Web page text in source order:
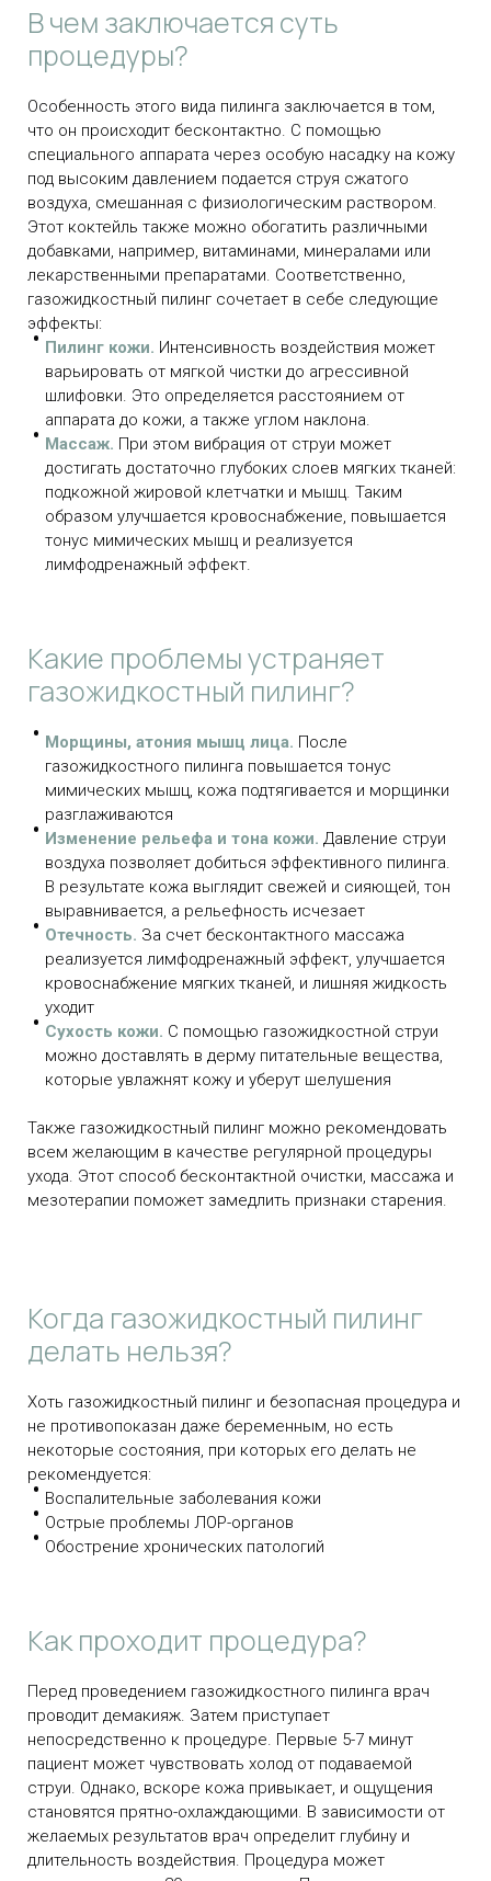
В чем заключается суть
процедуры?
Особенность этого вида пилинга заключается в том,
что он происходит бесконтактно. С помощью
специального аппарата через особую насадку на кожу
под высоким давлением подается струя сжатого
воздуха, смешанная с физиологическим раствором.
Этот коктейль также можно обогатить различными
добавками, например, витаминами, минералами или
лекарственными препаратами. Соответственно,
газожидкостный пилинг сочетает в себе следующие
эффекты:
Пилинг кожи. Интенсивность воздействия может
варьировать от мягкой чистки до агрессивной
шлифовки. Это определяется расстоянием от
аппарата до кожи, а также углом наклона.
Массаж. При этом вибрация от струи может
достигать достаточно глубоких слоев мягких тканей:
подкожной жировой клетчатки и мышц. Таким
образом улучшается кровоснабжение, повышается
тонус мимических мышц и реализуется
лимфодренажный эффект.
Какие проблемы устраняет
газожидкостный пилинг?
Морщины, атония мышц лица. После
газожидкостного пилинга повышается тонус
мимических мышц, кожа подтягивается и морщинки
разглаживаются
Изменение рельефа и тона кожи. Давление струи
воздуха позволяет добиться эффективного пилинга.
В результате кожа выглядит свежей и сияющей, тон
выравнивается, а рельефность исчезает
Отечность. За счет бесконтактного массажа
реализуется лимфодренажный эффект, улучшается
кровоснабжение мягких тканей, и лишняя жидкость
уходит
Сухость кожи. С помощью газожидкостной струи
можно доставлять в дерму питательные вещества,
которые увлажнят кожу и уберут шелушения
Также газожидкостный пилинг можно рекомендовать
всем желающим в качестве регулярной процедуры
ухода. Этот способ бесконтактной очистки, массажа и
мезотерапии поможет замедлить признаки старения.
Когда газожидкостный пилинг
делать нельзя?
Хоть газожидкостный пилинг и безопасная процедура и
не противопоказан даже беременным, но есть
некоторые состояния, при которых его делать не
рекомендуется:
Воспалительные заболевания кожи
Острые проблемы ЛОР-органов
Обострение хронических патологий
Как проходит процедура?
Перед проведением газожидкостного пилинга врач
проводит демакияж. Затем приступает
непосредственно к процедуре. Первые 5-7 минут
пациент может чувствовать холод от подаваемой
струи. Однако, вскоре кожа привыкает, и ощущения
становятся прятно-охлаждающими. В зависимости от
желаемых результатов врач определит глубину и
длительность воздействия. Процедура может